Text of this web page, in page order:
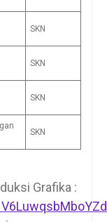
SKN
SKN
SKN
SKN
Grafika :